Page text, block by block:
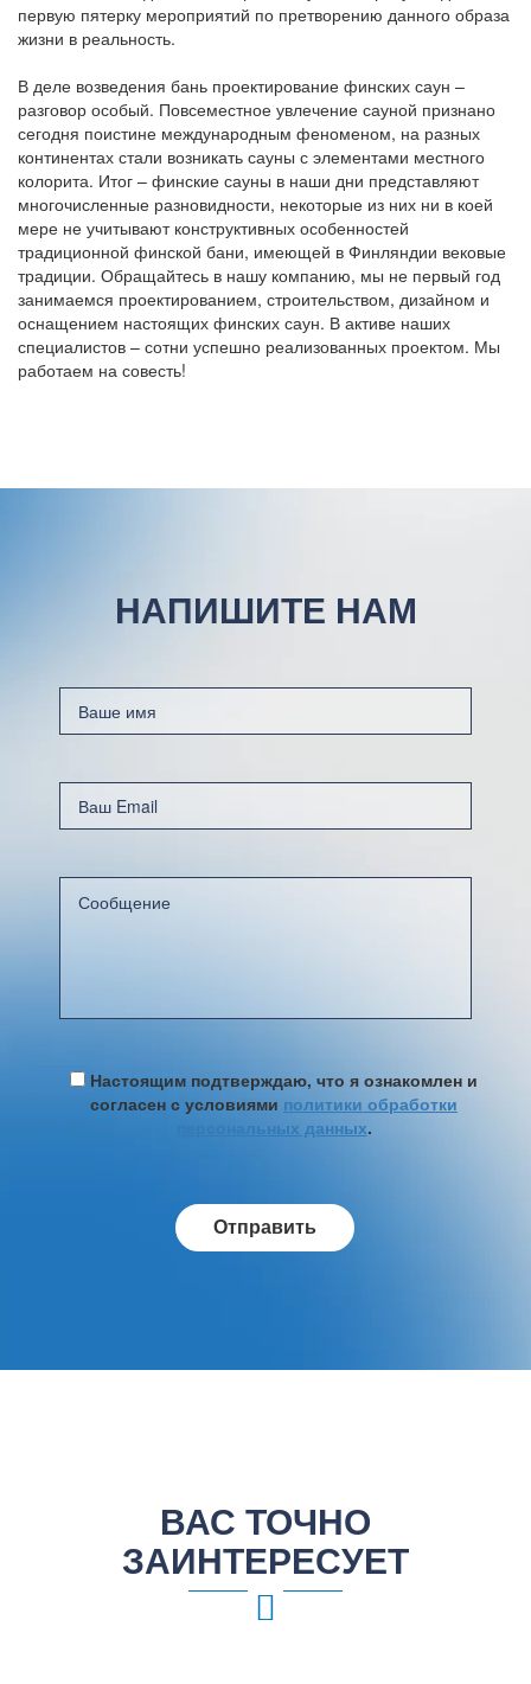
первую пятерку мероприятий по претворению данного образа
жизни в реальность.
В деле возведения бань проектирование финских саун –
разговор особый. Повсеместное увлечение сауной признано
сегодня поистине международным феноменом, на разных
континентах стали возникать сауны с элементами местного
колорита. Итог – финские сауны в наши дни представляют
многочисленные разновидности, некоторые из них ни в коей
мере не учитывают конструктивных особенностей
традиционной финской бани, имеющей в Финляндии вековые
традиции. Обращайтесь в нашу компанию, мы не первый год
занимаемся проектированием, строительством, дизайном и
оснащением настоящих финских саун. В активе наших
специалистов – сотни успешно реализованных проектом. Мы
работаем на совесть!
НАПИШИТЕ НАМ
Настоящим подтверждаю, что я ознакомлен и
согласен с условиями политики обработки
персональных данных.
ВАС ТОЧНО
ЗАИНТЕРЕСУЕТ